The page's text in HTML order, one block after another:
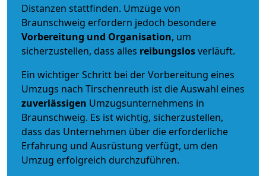
Distanzen stattfinden. Umzüge von
Braunschweig erfordern jedoch besondere
Vorbereitung und Organisation, um
sicherzustellen, dass alles reibungslosverläuft.
Ein wichtiger Schritt bei der Vorbereitung eines
Umzugs nach Tirschenreuth ist die Auswahl eines
zuverlässigen Umzugsunternehmens in
Braunschweig. Es ist wichtig, sicherzustellen,
dass das Unternehmen über die erforderliche
Erfahrung und Ausrüstung verfügt, um den
Umzug erfolgreich durchzuführen.